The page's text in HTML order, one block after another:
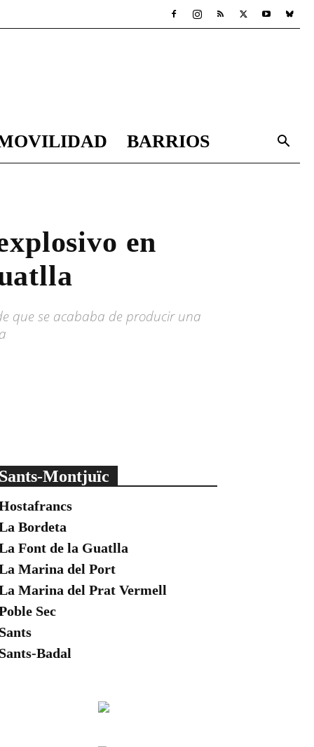
BARRIOS
en
que se acababa de producir una
Sants-Montjuïc
Bordeta
Font de la Guatlla
Marina del Port
Marina del Prat Vermell
Sec
Sants
Sants-Badal